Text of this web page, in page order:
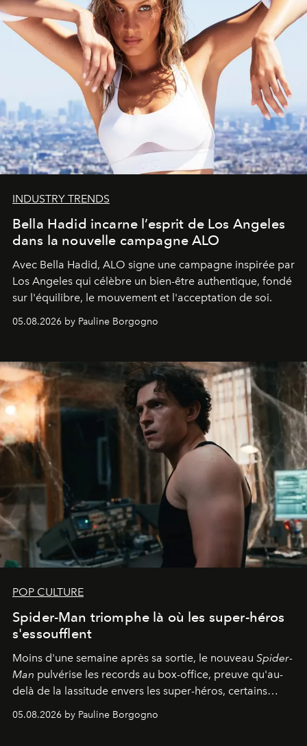
INDUSTRY TRENDS
Bella Hadid incarne l’esprit de Los Angeles
dans la nouvelle campagne ALO
Avec Bella Hadid, ALO signe une campagne inspirée par
Los Angeles qui célèbre un bien-être authentique, fondé
sur l'équilibre, le mouvement et l'acceptation de soi.
05.08.2026 by Pauline Borgogno
POP CULTURE
Spider-Man triomphe là où les super-héros
s'essoufflent
Moins d'une semaine après sa sortie, le nouveau Spider-
Man pulvérise les records au box-office, preuve qu'au-
delà de la lassitude envers les super-héros, certains
personnages continuent de susciter une ferveur intacte.
05.08.2026 by Pauline Borgogno